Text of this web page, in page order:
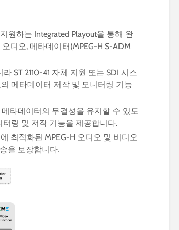
원하는 Integrated Playout을 통해 완
디오, 메타데이터(MPEG-H S-ADM
ST 2110-41 자체 지원 또는 SDI 시스
메타데이터 저작 및 모니터링 기능
타데이터의 무결성을 유지할 수 있도
링 및 저작 기능을 제공합니다.
최적화된 MPEG-H 오디오 및 비디오
을 보장합니다.